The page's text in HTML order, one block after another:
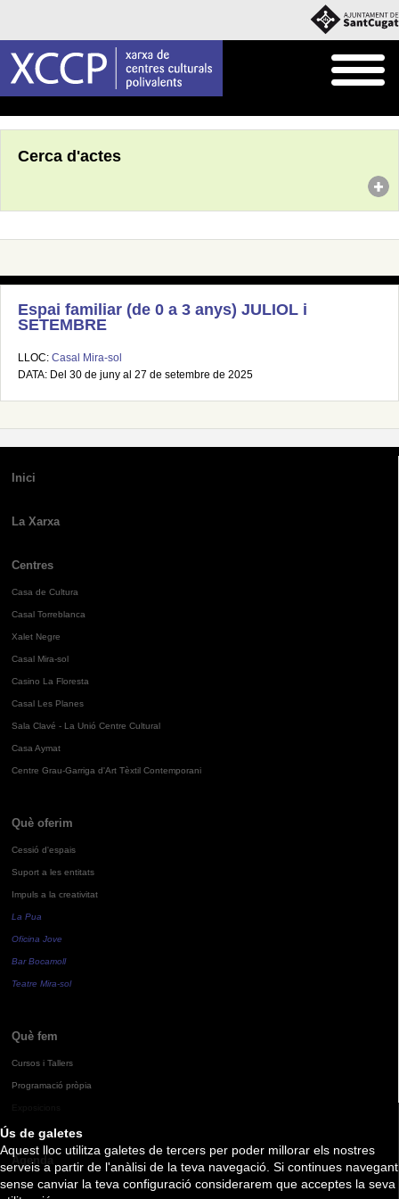
Ús de galetes
Aquest lloc utilitza galetes de tercers per poder millorar els nostres
serveis a partir de l'anàlisi de la teva navegació. Si continues navegant
sense canviar la teva configuració considerarem que acceptes la seva
Cerca d'actes
Espai familiar (de 0 a 3 anys) JULIOL i
SETEMBRE
LLOC: Casal Mira-sol
DATA: Del 30 de juny al 27 de setembre de 2025
Inici
La Xarxa
Centres
Casa de Cultura
Casal Torreblanca
Xalet Negre
Casal Mira-sol
Casino La Floresta
Casal Les Planes
Sala Clavé - La Unió Centre Cultural
Casa Aymat
Centre Grau-Garriga d'Art Tèxtil Contemporani
Què oferim
Cessió d'espais
Suport a les entitats
Impuls a la creativitat
La Pua
Oficina Jove
Bar Bocamoll
Teatre Mira-sol
Què fem
Cursos i Tallers
Programació pròpia
Agenda